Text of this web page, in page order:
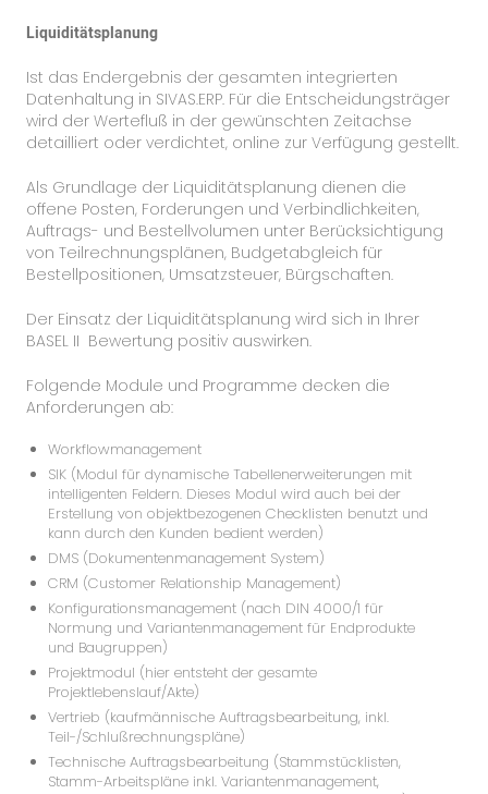
Liquiditätsplanung
Ist das Endergebnis der gesamten integrierten
Datenhaltung in SIVAS.ERP. Für die Entscheidungsträger
wird der Wertefluß in der gewünschten Zeitachse
detailliert oder verdichtet, online zur Verfügung gestellt.
Als Grundlage der Liquiditätsplanung dienen die
offene Posten, Forderungen und Verbindlichkeiten,
Auftrags- und Bestellvolumen unter Berücksichtigung
von Teilrechnungsplänen, Budgetabgleich für
Bestellpositionen, Umsatzsteuer, Bürgschaften.
Der Einsatz der Liquiditätsplanung wird sich in Ihrer
BASEL II Bewertung positiv auswirken.
Folgende Module und Programme decken die
Anforderungen ab:
Workflowmanagement
SIK (Modul für dynamische Tabellenerweiterungen mit
intelligenten Feldern. Dieses Modul wird auch bei der
Erstellung von objektbezogenen Checklisten benutzt und
kann durch den Kunden bedient werden)
DMS (Dokumentenmanagement System)
CRM (Customer Relationship Management)
Konfigurationsmanagement (nach DIN 4000/1 für
Normung und Variantenmanagement für Endprodukte
und Baugruppen)
Projektmodul (hier entsteht der gesamte
Projektlebenslauf/Akte)
Vertrieb (kaufmännische Auftragsbearbeitung, inkl.
Teil-/Schlußrechnungspläne)
Technische Auftragsbearbeitung (Stammstücklisten,
Stamm-Arbeitspläne inkl. Variantenmanagement,